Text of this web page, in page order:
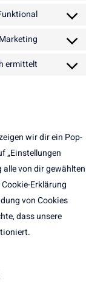
wordpress
Consent
complianz
Marketing Consent
google-
ermittelt Consent
wir dir ein Pop-
„Einstellungen
von dir gewählten
Erklärung
von Cookies
dass unsere